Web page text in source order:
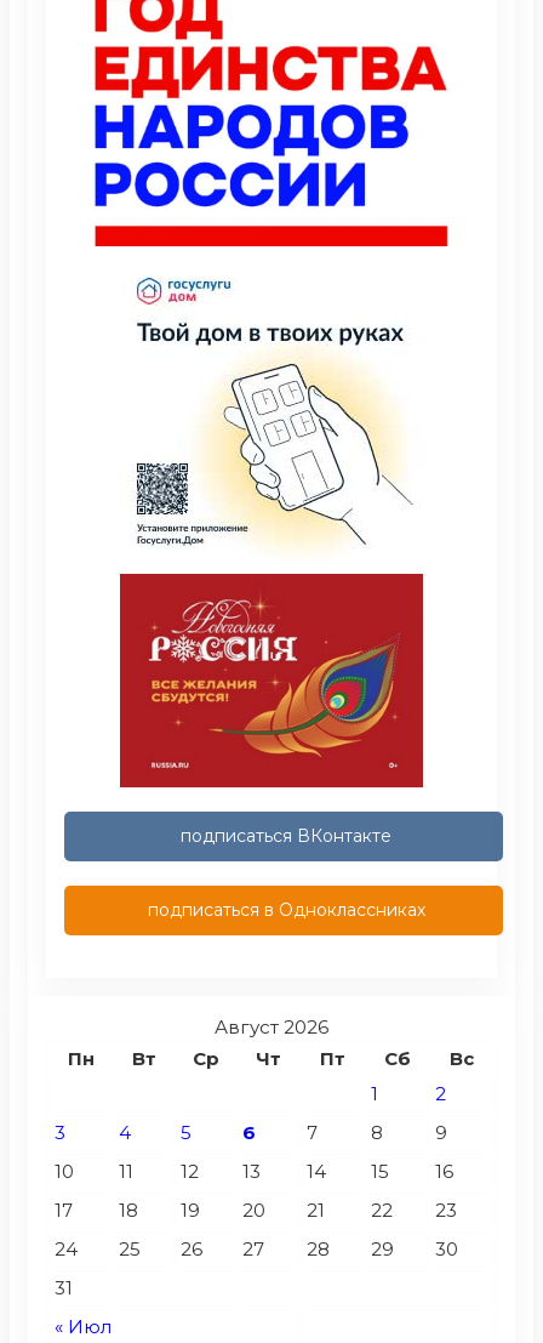
подписаться ВКонтакте
подписаться в Одноклассниках
Август 2026
Пн
Вт Ср Чт Пт Сб Вс
« Июл
1
2
3
4 5 6 7 8
9
10
11 12 13 14 15
16
17
18 19 20 21 22
23
24
25 26 27 28 29
30
31